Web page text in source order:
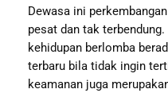
Dewasa ini
pesat dan tak
kehidupan berlomba
terbaru bila tidak ingin
keamanan juga